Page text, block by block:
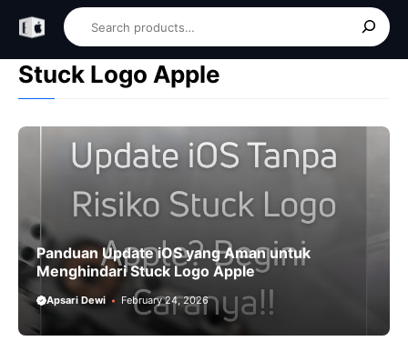
content
Stuck Logo Apple
Panduan Update iOS yang Aman untuk
Menghindari Stuck Logo Apple
Apsari Dewi February 24, 2026